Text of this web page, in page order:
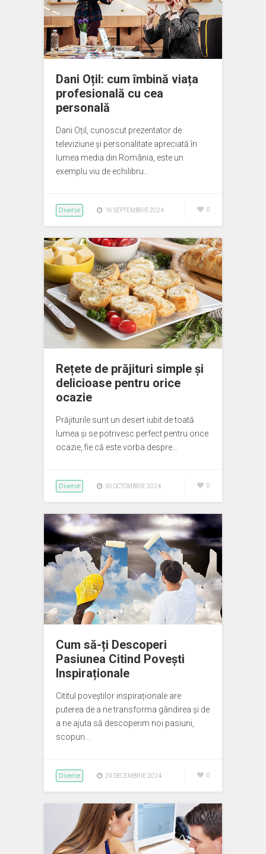
Dani Oțil: cum îmbină viața
profesională cu cea
personală
Dani Oțil, cunoscut prezentator de
televiziune și personalitate apreciată în
lumea media din România, este un
exemplu viu de echilibru…
Diverse 16 SEPTEMBRIE 2024 0
Rețete de prăjituri simple și
delicioase pentru orice
ocazie
Prăjiturile sunt un desert iubit de toată
lumea și se potrivesc perfect pentru orice
ocazie, fie că este vorba despre…
Diverse 30 OCTOMBRIE 2024 0
Cum să-ți Descoperi
Pasiunea Citind Povești
Inspiraționale
Cititul poveștilor inspiraționale are
puterea de a ne transforma gândirea și de
a ne ajuta să descoperim noi pasiuni,
scopuri…
Diverse 29 DECEMBRIE 2024 0